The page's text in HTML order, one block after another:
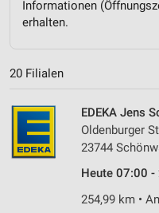
Informationen
erhalten.
20 Filialen
EDEKA Jens
Oldenburger
23744
Heute 07:00 -
254,99 km •